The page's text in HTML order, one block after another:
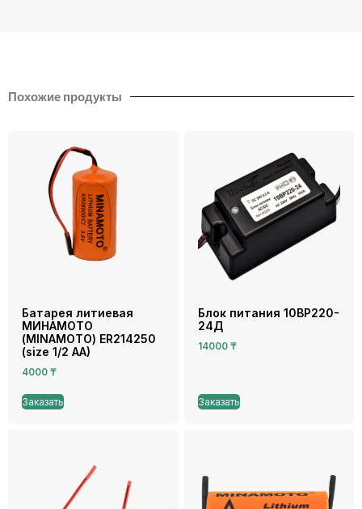
Похожие продукты
Батарея литиевая
МИНАМОТО
(MINAMOTO) ER214250
(size 1/2 AA)
4000 ₸
Заказать
Блок питания 10ВР220-
24Д
14000 ₸
Заказать